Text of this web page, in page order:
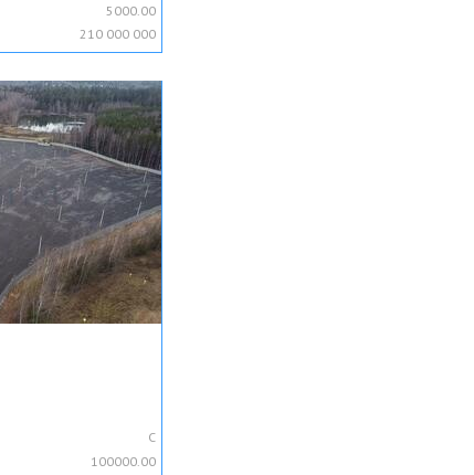
5000.00
210 000 000
C
100000.00